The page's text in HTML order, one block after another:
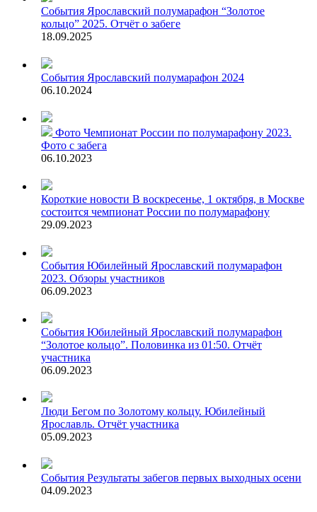
События Ярославский полумарафон “Золотое
кольцо” 2025. Отчёт о забеге
18.09.2025
События Ярославский полумарафон 2024
06.10.2024
Фото Чемпионат России по полумарафону 2023.
Фото с забега
06.10.2023
Короткие новости В воскресенье, 1 октября, в Москве
состоится чемпионат России по полумарафону
29.09.2023
События Юбилейный Ярославский полумарафон
2023. Обзоры участников
06.09.2023
События Юбилейный Ярославский полумарафон
“Золотое кольцо”. Половинка из 01:50. Отчёт
участника
06.09.2023
Люди Бегом по Золотому кольцу. Юбилейный
Ярославль. Отчёт участника
05.09.2023
События Результаты забегов первых выходных осени
04.09.2023